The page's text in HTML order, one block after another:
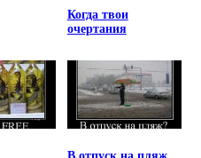
Когда твои
очертания